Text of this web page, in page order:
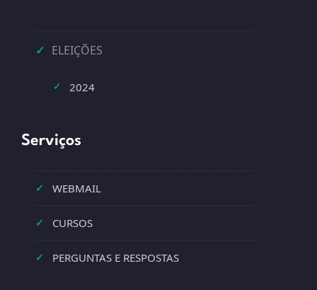
✓ ELEIÇÕES
✓ 2024
Serviços
✓ WEBMAIL
✓ CURSOS
✓ PERGUNTAS E RESPOSTAS